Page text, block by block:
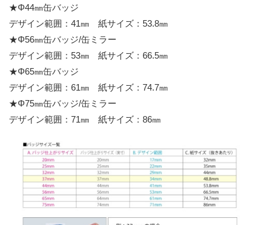
★Φ44㎜缶バッジ
デザイン範囲：41㎜ 紙サイズ：53.8㎜
★Φ56㎜缶バッジ/缶ミラー
デザイン範囲：53㎜ 紙サイズ：66.5㎜
★Φ65㎜缶バッジ
デザイン範囲：61㎜ 紙サイズ：74.7㎜
★Φ75㎜缶バッジ/缶ミラー
デザイン範囲：71㎜ 紙サイズ：86㎜